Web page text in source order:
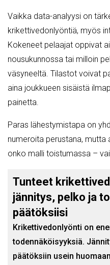
Vaikka data-analyysi on
krikettivedonlyöntiä, myös
Kokeneet pelaajat oppivat
nousukunnossa tai milloin
väsyneeltä. Tilastot voivat
aina joukkueen sisäistä
painetta.
Paras lähestymistapa on
numeroita perustana, mutta
onko malli toistumassa –
Tunteet
jännitys, pelko ja
päätöksiisi
Krikettivedonlyönti on
todennäköisyyksiä.
päätöksiin usein